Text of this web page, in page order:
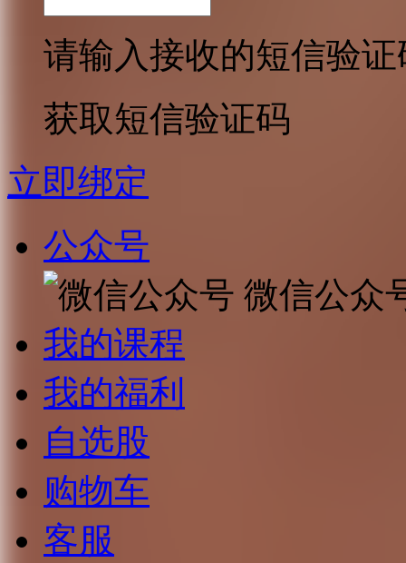
请输入接收的短信验证
获取短信验证码
立即绑定
公众号
微信公众
我的课程
我的福利
自选股
购物车
客服